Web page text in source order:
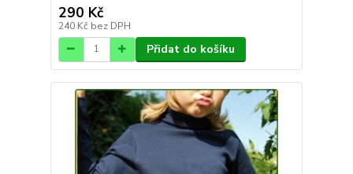
290 Kč
240 Kč bez DPH
Přidat do košíku